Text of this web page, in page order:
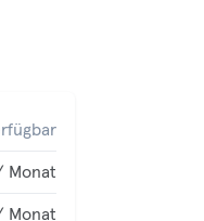
Monat
Monat